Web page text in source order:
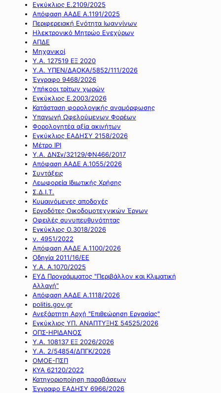
Εγκύκλιος Ε.2109/2025
Απόφαση ΑΑΔΕ Α.1191/2025
Περιφερειακή Ενότητα Ιωαννίνων
Ηλεκτρονικό Μητρώο Ενεχύρων
ΑΠΔΕ
Μηχανικοί
Υ.Α. 127519 ΕΞ 2020
Υ.Α. ΥΠΕΝ/ΔΑΟΚΑ/5852/111/2026
Έγγραφο 9468/2026
Υπήκοοι τρίτων χωρών
Εγκύκλιος Ε.2003/2026
Κατάσταση φορολογικής αναμόρφωσης
Υπαγωγή Ωφελούμενων Φορέων
Φορολογητέα αξία ακινήτων
Εγκύκλιος ΕΑΔΗΣΥ 2158/2026
Μέτρο IPI
Υ.Α. ΔΝΣγ/32129/ΦΝ466/2017
Απόφαση ΑΑΔΕ Α.1055/2026
Συντάξεις
Λεωφορεία Ιδιωτικής Χρήσης
Σ.Δ.Ι.Τ.
Κυμαινόμενες αποδοχές
Εργοδότες Οικοδομοτεχνικών Έργων
Οφειλές συνυπευθυνότητας
Εγκύκλιος Ο.3018/2026
ν. 4951/2022
Απόφαση ΑΑΔΕ Α.1100/2026
Οδηγία 2011/16/ΕΕ
Υ.Α. Α.1070/2025
ΕΥΔ Προγράμματος "Περιβάλλον και Κλιματική
Αλλαγή"
Απόφαση ΑΑΔΕ Α.1118/2026
politis.gov.gr
Ανεξάρτητη Αρχή "Επιθεώρηση Εργασίας"
Εγκύκλιος ΥΠ. ΑΝΑΠΤΥΞΗΣ 54525/2026
ΟΠΣ-ΗΡΙΔΑΝΟΣ
Υ.Α. 108137 ΕΞ 2026/2026
Υ.Α. 2/54854/ΔΠΓΚ/2026
ΟΜΟΕ-ΠΣΠ
ΚΥΑ 62120/2022
Κατηγοριοποίηση παραβάσεων
Έγγραφο ΕΑΔΗΣΥ 6966/2026